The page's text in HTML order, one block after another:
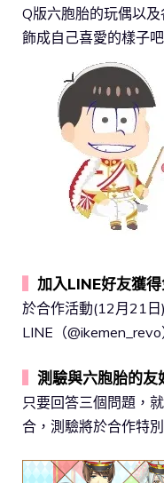
Q版六胞胎的玩偶以
飾成自己喜愛的樣子吧
加入LINE好友獲
於合作活動(12月21
LINE（
測驗與六胞胎的友
只要回答三個問題，
合，測驗將於合作特